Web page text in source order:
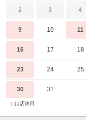
2 3 4
9 10 11
16 17 18
23 24 25
30 31
■は店休日